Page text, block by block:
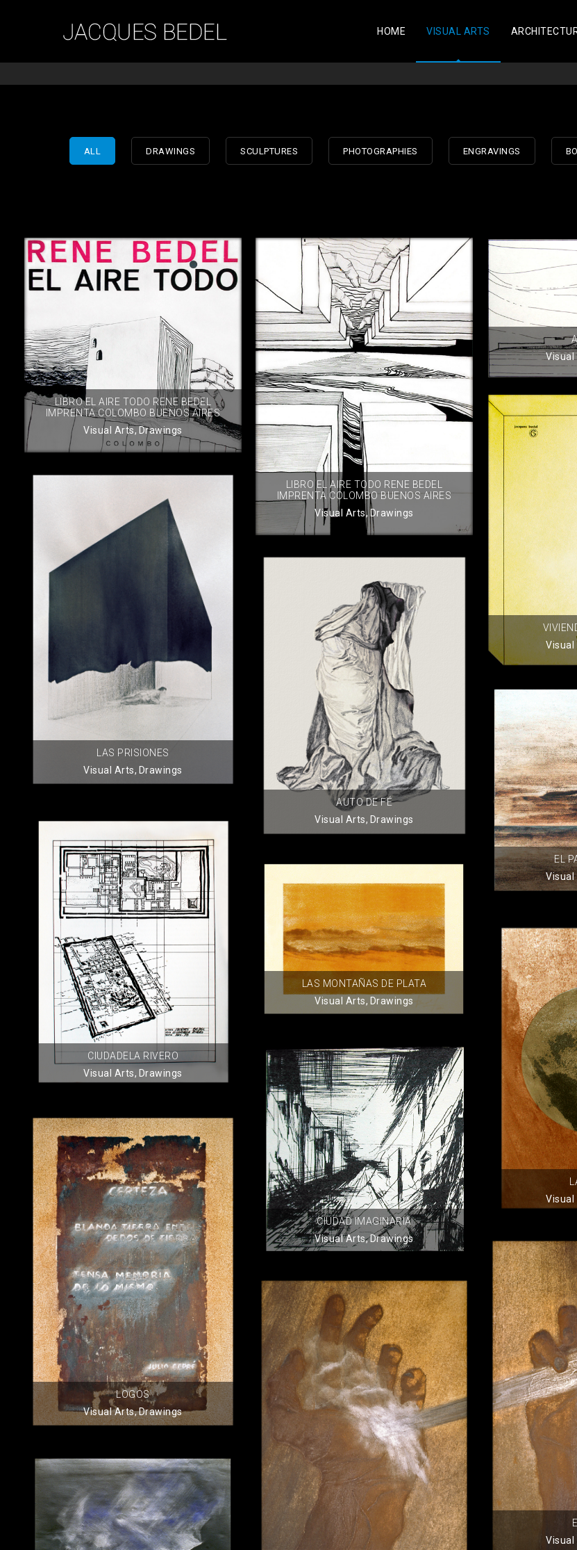
HOME VISUAL ARTS
ALL DRAWINGS SCULPTURES PHOTOGRAPHIES ENGRAVINGS
LIBRO EL AIRE TODO RENE BEDEL
IMPRENTA COLOMBO BUENOS AIRES
Visual Arts, Drawings
LIBRO EL AIRE TODO RENE BEDEL
IMPRENTA COLOMBO BUENOS AIRES
Visual Arts,Drawings
LAS PRISIONES
Visual Arts, Drawings
AUTO DE FÉ
Visual Arts, Drawings
EL
CIUDADELA RIVERO
Visual Arts, Drawings
LAS MONTAÑAS DE PLATA
Visual Arts, Drawings
Visual
CIUDAD IMAGINARIA
Visual Arts,Drawings
LOGOS
Visual Arts,Drawings
Visual